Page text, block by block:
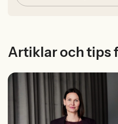
Artiklar och tips